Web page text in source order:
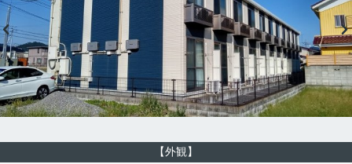
【外観】